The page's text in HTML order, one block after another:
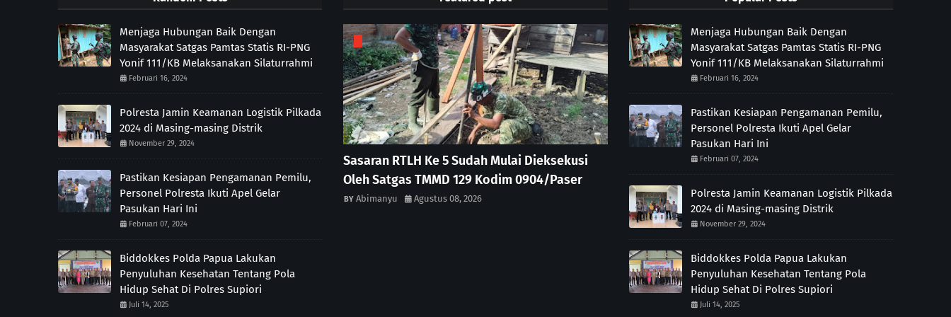
Menjaga Hubungan Baik Dengan
Masyarakat Satgas Pamtas Statis RI-PNG
Yonif 111/KB Melaksanakan Silaturrahmi
Februari 16, 2024
Polresta Jamin Keamanan Logistik Pilkada
2024 di Masing-masing Distrik
November 29, 2024
Pastikan Kesiapan Pengamanan Pemilu,
Personel Polresta Ikuti Apel Gelar
Pasukan Hari Ini
Februari 07, 2024
Biddokkes Polda Papua Lakukan
Penyuluhan Kesehatan Tentang Pola
Hidup Sehat Di Polres Supiori
Juli 14, 2025
Sasaran RTLH Ke 5 Sudah Mulai Dieksekusi
Oleh Satgas TMMD 129 Kodim 0904/Paser
Abimanyu Agustus 08, 2026
Menjaga Hubungan Baik Dengan
Masyarakat Satgas Pamtas Statis RI-PNG
Yonif 111/KB Melaksanakan Silaturrahmi
Februari 16, 2024
Pastikan Kesiapan Pengamanan Pemilu,
Personel Polresta Ikuti Apel Gelar
Pasukan Hari Ini
Februari 07, 2024
Polresta Jamin Keamanan Logistik Pilkada
2024 di Masing-masing Distrik
November 29, 2024
Biddokkes Polda Papua Lakukan
Penyuluhan Kesehatan Tentang Pola
Hidup Sehat Di Polres Supiori
Juli 14, 2025